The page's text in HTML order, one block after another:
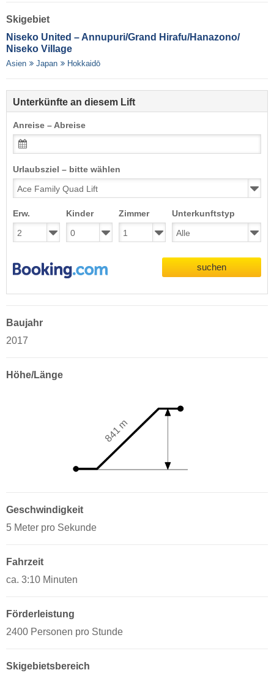
Skigebiet
Niseko United – Annupuri/​Grand Hirafu/​Hanazono/​
Niseko Village
Asien Japan Hokkaidō
Unterkünfte an diesem Lift
Anreise – Abreise
Urlaubsziel – bitte wählen
Erw. Kinder Zimmer Unterkunftstyp
suchen
Baujahr
2017
Höhe/Länge
841 m
Geschwindigkeit
5 Meter pro Sekunde
Fahrzeit
ca. 3:10 Minuten
Förderleistung
2400 Personen pro Stunde
Skigebietsbereich